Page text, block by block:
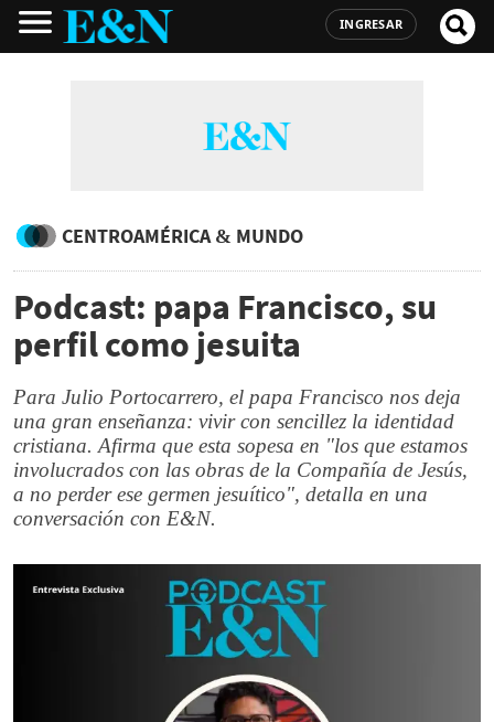
INGRESAR
CENTROAMÉRICA & MUNDO
Podcast: papa Francisco, su
perfil como jesuita
Para Julio Portocarrero, el papa Francisco nos deja
una gran enseñanza: vivir con sencillez la identidad
cristiana. Afirma que esta sopesa en "los que estamos
involucrados con las obras de la Compañía de Jesús,
a no perder ese germen jesuítico", detalla en una
conversación con E&N.